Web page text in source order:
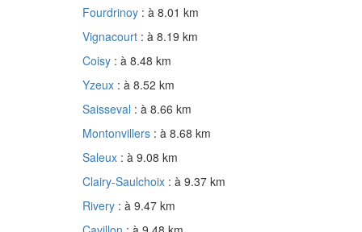
Fourdrinoy : à 8.01 km
Vignacourt : à 8.19 km
Coisy : à 8.48 km
Yzeux : à 8.52 km
Saisseval : à 8.66 km
Montonvillers : à 8.68 km
Saleux : à 9.08 km
Clairy-Saulchoix : à 9.37 km
Rivery : à 9.47 km